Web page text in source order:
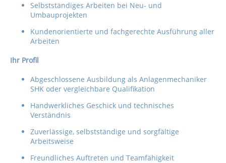
Selbstständiges Arbeiten bei Neu- und
Umbauprojekten
Kundenorientierte und fachgerechte Ausführung aller
Arbeiten
Ihr Profil
Abgeschlossene Ausbildung als Anlagenmechaniker
SHK oder vergleichbare Qualifikation
Handwerkliches Geschick und technisches
Verständnis
Zuverlässige, selbstständige und sorgfältige
Arbeitsweise
Freundliches Auftreten und Teamfähigkeit